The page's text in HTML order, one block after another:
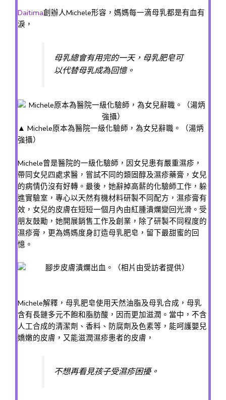
Daitima創辦人Michele形容，媽媽每一滴母乳都是有血有
淚，
母乳總會有用完的一天，母乳肥皂可
以代替母乳成為回憶。
▲ Michele原本為醫院一級化驗師，為女兒辭職。（湯炳
強攝）
Michele曾是醫院的一級化驗師，因女兒患有嚴重濕疹，
帶同女兒四處求醫，嘗試不同的類固醇及濕疹藥膏，女兒
的病情仍沒有好轉。最後，她辭掉高薪的化驗師工作，躲
進實驗室，專心以天然有機材料研製不同配方，濕疹膏有
效，女兒的皮膚在短短一個月內由紅腫潰爛變回光滑。受
朋友鼓勵，她開展銷售工作及創業，除了研製不同程度的
濕疹膏，更為媽媽度身訂造母乳肥皂，留下最甜蜜的回
憶。
Michele解釋，母乳肥皂使用天然油脂及母乳合成，母乳
含有長鏈多元不飽和脂肪酸，因而更加滋潤。當中，不含
人工合成的清潔劑、香料、防腐劑及色素等，能呵護嬰兒
嬌嫩的皮膚，又能滋潤濕疹患者的皮膚，
不想再看見孩子受濕疹困擾。